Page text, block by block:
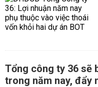
Tổng công ty 36 sẽ
trong năm nay, đẩy